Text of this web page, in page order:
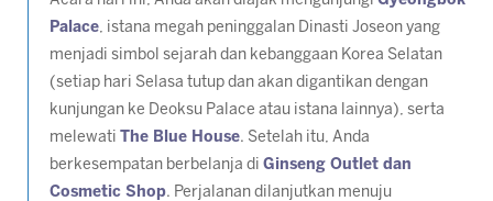
Palace, istana megah peninggalan Dinasti Joseon yang
menjadi simbol sejarah dan kebanggaan Korea Selatan
(setiap hari Selasa tutup dan akan digantikan dengan
kunjungan ke Deoksu Palace atau istana lainnya), serta
melewati
The Blue House. Setelah itu, Anda
berkesempatan berbelanja di Ginseng Outlet dan
Cosmetic Shop. Perjalanan dilanjutkan menuju